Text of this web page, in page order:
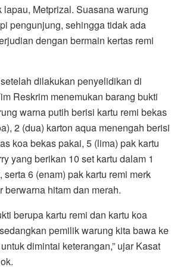
Metprizal. Suasana warung
pengunjung, sehingga tidak ada
dengan bermain kertas remi
dilakukan penyelidikan di
Reskrim menemukan barang bukti
warna putih berisi kartu remi bekas
2 (dua) karton aqua menengah berisi
koa bekas pakai, 5 (lima) pak kartu
yang berikan 10 set kartu dalam 1
serta 6 (enam) pak kartu remi merk
berwarna hitam dan merah.
berupa kartu remi dan kartu koa
pemilik warung kita bawa ke
dimintai keterangan,” ujar Kasat